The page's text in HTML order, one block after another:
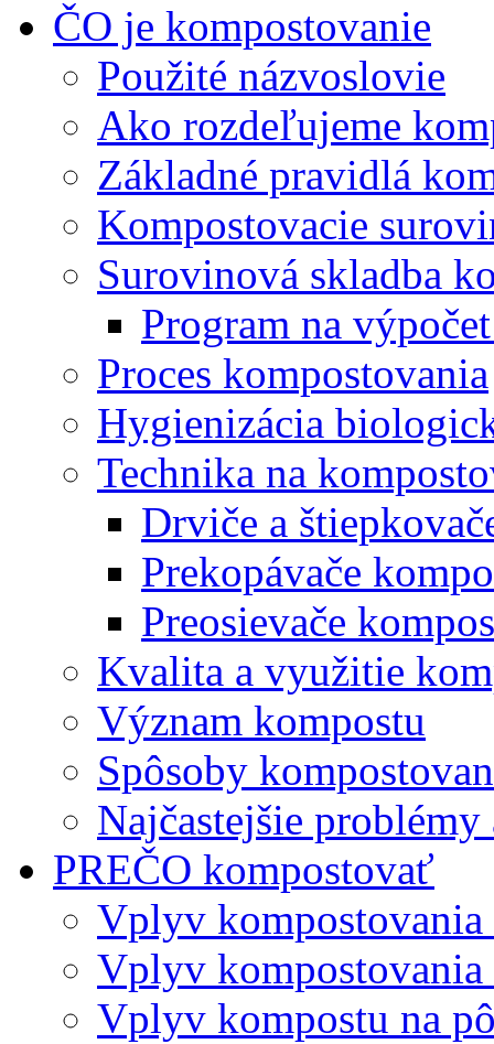
ČO je kompostovanie
Použité názvoslovie
Ako rozdeľujeme
Základné pravidlá
Kompostovacie
Surovinová skladba
Program na
Proces kompostovania
Hygienizácia
Technika na
Drviče a
Prekopávače
Preosievače
Kvalita a využitie
Význam kompostu
Spôsoby
Najčastejšie problémy
PREČO kompostovať
Vplyv kompostovania
Vplyv
Vplyv kompostu na